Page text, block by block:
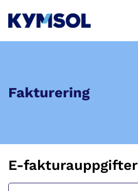
content
Fakturering
E-fakturauppgifter